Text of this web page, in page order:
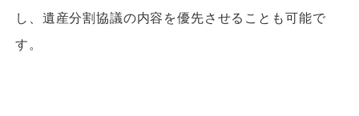
し、遺産分割協議の内容を優先させることも可能で
す。